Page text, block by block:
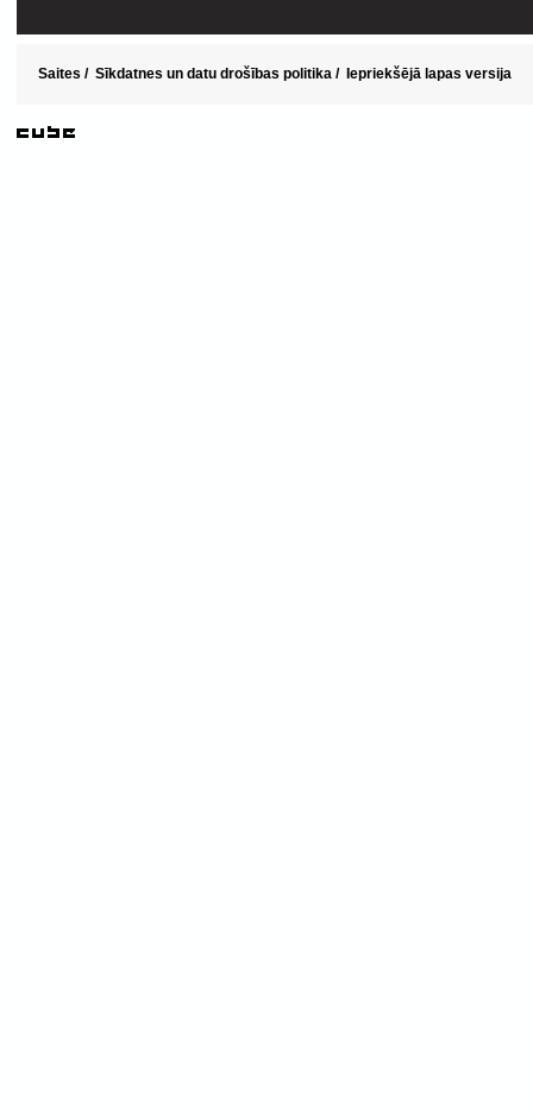
Saites / Sīkdatnes un datu drošības politika / Iepriekšējā lapas versija